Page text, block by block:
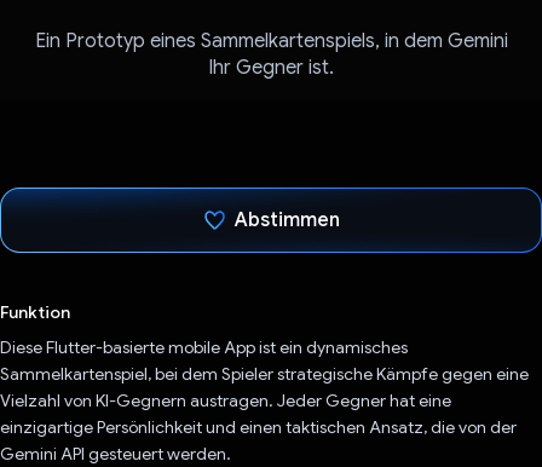
Ein Prototyp eines Sammelkartenspiels, in dem Gemini
Ihr Gegner ist.
Abstimmen
Funktion
Diese Flutter-basierte mobile App ist ein dynamisches
Sammelkartenspiel, bei dem Spieler strategische Kämpfe gegen eine
Vielzahl von KI-Gegnern austragen. Jeder Gegner hat eine
einzigartige Persönlichkeit und einen taktischen Ansatz, die von der
Gemini API gesteuert werden.